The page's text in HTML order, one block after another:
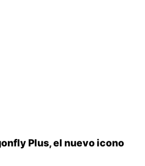
Plus, el nuevo icono